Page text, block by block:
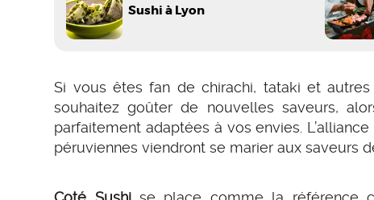
Sushi à Lyon
Si vous êtes fan de chirachi, tataki et
souhaitez goûter de nouvelles saveurs,
parfaitement adaptées à vos envies.
péruviennes viendront se marier aux saveurs